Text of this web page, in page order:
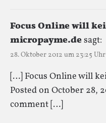
Focus Online will
micropayme.desagt:
28. Oktober 2012 um 23:25 Uhr
[…] Focus Online will
Posted on October 28,
comment […]